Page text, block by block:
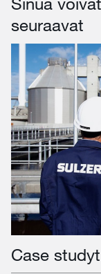
seuraavat
Case